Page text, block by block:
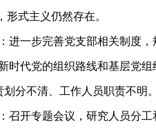
形式主义仍然存在。
进一步完善党支部相关制度
时代党的组织路线和基层党
分不清、工作人员职责不明。
召开专题会议，研究人员分